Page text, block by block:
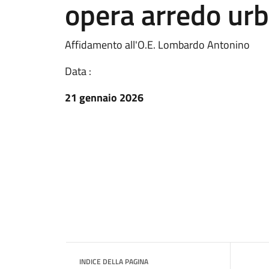
opera arredo
Affidamento all'O.E. Lombardo Antonino
Data :
21 gennaio 2026
INDICE DELLA PAGINA